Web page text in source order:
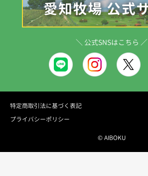
＼ 公式SNSはこちら ／
特定商取引法に基づく表記
プライバシーポリシー
© AIBOKU